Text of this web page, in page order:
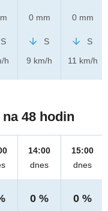
S
h
0 mm
S
9 km/h
0 mm
S
11 km/h
48 hodin
14:00
dnes
0 %
15:00
dnes
0 %